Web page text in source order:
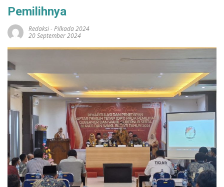
Pemilihnya
Redaksi-Pilkada 2024
20 September 2024